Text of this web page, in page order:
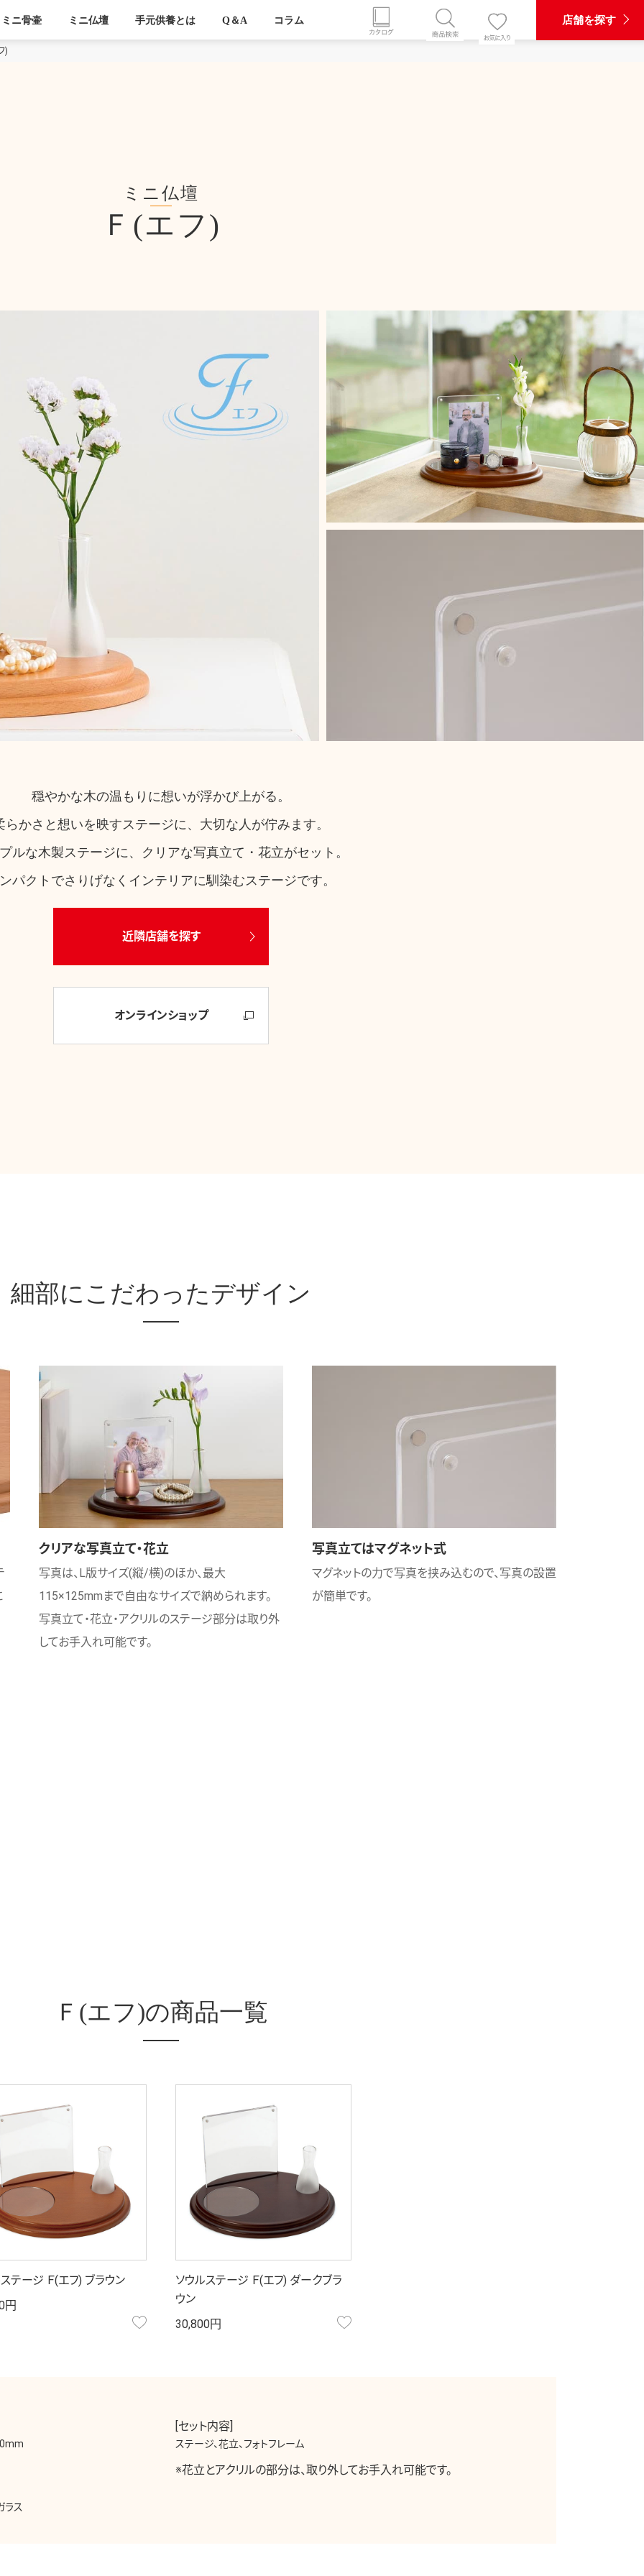
ミニ骨壷 ミニ仏壇 手元供養とは Q＆A コラム 店舗を探す
)
ミニ仏壇
Ｆ(エフ)
穏やかな木の温もりに想いが浮かび上がる。
らかさと想いを映すステージに、大切な人が佇みます。
ルな木製ステージに、クリアな写真立て・花立がセット。
パクトでさりげなくインテリアに馴染むステージです。
近隣店舗を探す
オンラインショップ
細部にこだわったデザイン
クリアな写真立て・花立
写真は、L版サイズ(縦/横)のほか、最大
115×125mmまで自由なサイズで納められます。
写真立て・花立・アクリルのステージ部分は取り外
してお手入れ可能です。
写真立てはマグネット式
マグネットの力で写真を挟み込むので、写真の設置
が簡単です。
Ｆ(エフ)の商品一覧
テージ Ｆ(エフ) ブラウン
円
お気に入り
ソウルステージ Ｆ(エフ) ダークブラ
ウン
30,800円
ラス
[セット内容]
ステージ、花立、フォトフレーム
※花立とアクリルの部分は、取り外してお手入れ可能です。